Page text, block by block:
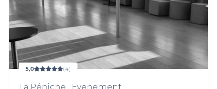
5,0 (4)
La Péniche l'Evenement